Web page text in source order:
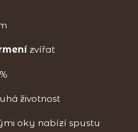
zvířat
životnost
oky nabízí spustu